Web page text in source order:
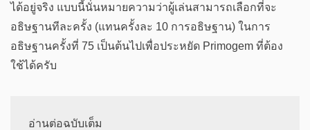
ได้อยู่จริง แบบนี้นั่นหมายความว่าผู้เล่นสามารถเลือกที่จะ
อธิษฐานทีละครั้ง (แทนครั้งละ 10 การอธิษฐาน) ในการ
อธิษฐานครั้งที่ 75 เป็นต้นไปเพื่อประหยัด Primogem ที่ต้อง
ใช้ได้ครับ
อ่านต่อฉบับเต็ม